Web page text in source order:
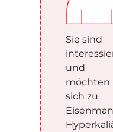
Sie sind
und
möchten
sich zu